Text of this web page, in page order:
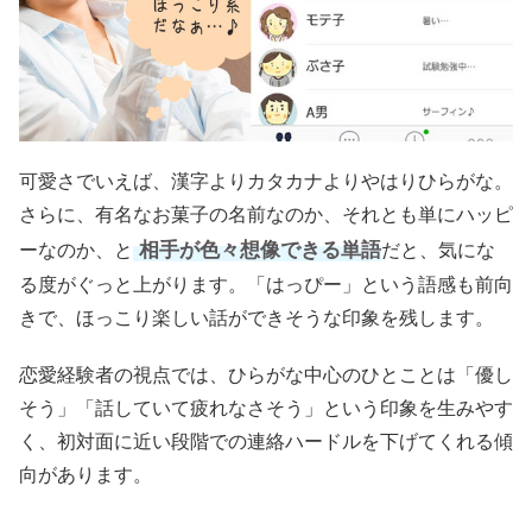
可愛さでいえば、漢字よりカタカナよりやはりひらがな。
さらに、有名なお菓子の名前なのか、それとも単にハッピ
ーなのか、と 相手が色々想像できる単語だと、気にな
る度がぐっと上がります。「はっぴー」という語感も前向
きで、ほっこり楽しい話ができそうな印象を残します。
恋愛経験者の視点では、ひらがな中心のひとことは「優し
そう」「話していて疲れなさそう」という印象を生みやす
く、初対面に近い段階での連絡ハードルを下げてくれる傾
向があります。